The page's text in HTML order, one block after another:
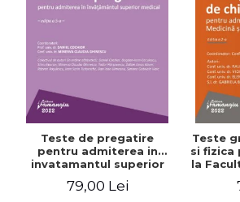
Teste de pregatire
pentru admiterea in
invatamantul superior
medical. Editia a V-a -
Daniel Cochior, Minerva
79,00 Lei
Teste
si fizica
la
si